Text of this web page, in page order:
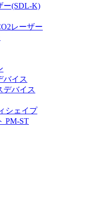
ー(SDL-K)
レーザー
バイス
デバイス
シェイプ
PM-ST